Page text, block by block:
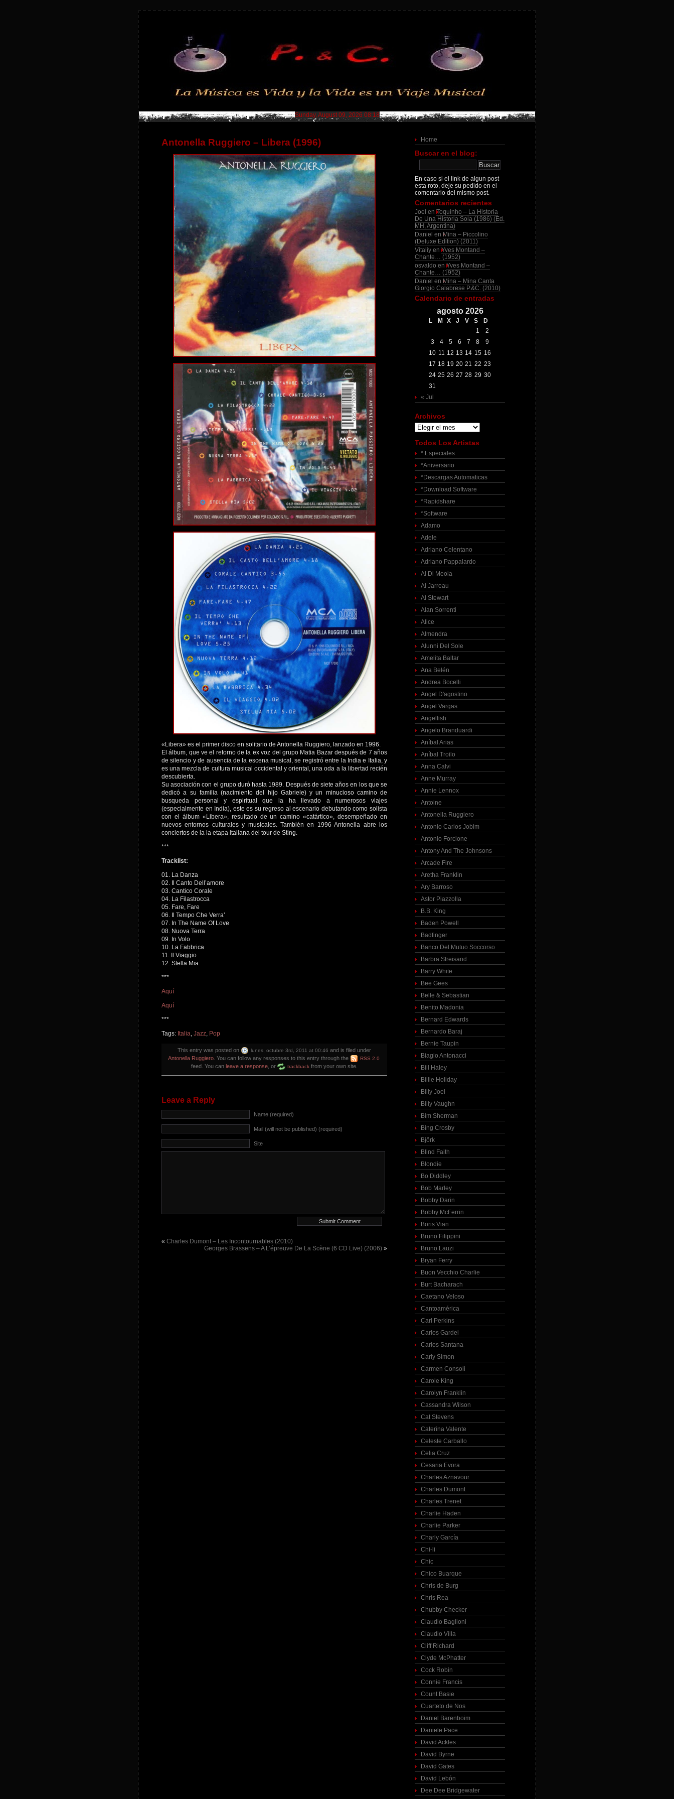
Sunday, August 09, 2026 08:18
Antonella Ruggiero – Libera (1996)
«Libera» es el primer disco en solitario de Antonella Ruggiero, lanzado en 1996.
El álbum, que ve el retorno de la ex voz del grupo Matia Bazar después de 7 años
de silencio y de ausencia de la escena musical, se registró entre la India e Italia, y
es una mezcla de cultura musical occidental y oriental, una oda a la libertad recién
descubierta.
Su asociación con el grupo duró hasta 1989. Después de siete años en los que se
dedicó a su familia (nacimiento del hijo Gabriele) y un minucioso camino de
busqueda personal y espiritual que la ha llevado a numerosos viajes
(especialmente en India), este es su regreso al escenario debutando como solista
con el álbum «Libera», resultado de un camino «catártico», desempeñado en
nuevos entornos culturales y musicales. También en 1996 Antonella abre los
conciertos de la la etapa italiana del tour de Sting.
***
Tracklist:
01. La Danza
02. Il Canto Dell’amore
03. Cantico Corale
04. La Filastrocca
05. Fare, Fare
06. Il Tempo Che Verra’
07. In The Name Of Love
08. Nuova Terra
09. In Volo
10. La Fabbrica
11. Il Viaggio
12. Stella Mia
***
Aquí
Aquí
***
Tags: Italia, Jazz, Pop
This entry was posted on lunes, octubre 3rd, 2011 at 00:46 and is filed under
Antonella Ruggiero . You can follow any responses to this entry through the RSS 2.0
feed. You can leave a response , or trackback from your own site.
Leave a Reply
Name (required)
Mail (will not be published) (required)
Site
« Charles Dumont – Les Incontournables (2010)
Georges Brassens – A L’épreuve De La Scène (6 CD Live) (2006) »
Home
Buscar en el blog:
En caso si el link de algun post
esta roto, deje su pedido en el
comentario del mismo post.
Comentarios recientes
Joel en Toquinho – La Historia
De Una Historia Sola (1986) (Ed.
MH, Argentina)
Daniel en Mina – Piccolino
(Deluxe Edition) (2011)
Vitaliy en Yves Montand –
Chante… (1952)
osvaldo en Yves Montand –
Chante… (1952)
Daniel en Mina – Mina Canta
Giorgio Calabrese P.&C. (2010)
Calendario de entradas
agosto 2026
L M X J V S
D
1
2
3
4 5 6 7 8
9
10 11 12 13 14 15 16
17 18 19 20 21 22 23
24 25 26 27 28 29 30
31
« Jul
Archivos
Archivos
Todos Los Artistas
* Especiales
*Aniversario
*Descargas Automaticas
*Download Software
*Rapidshare
*Software
Adamo
Adele
Adriano Celentano
Adriano Pappalardo
Al Di Meola
Al Jarreau
Al Stewart
Alan Sorrenti
Alice
Almendra
Alunni Del Sole
Amelita Baltar
Ana Belén
Andrea Bocelli
Angel D'agostino
Angel Vargas
Angelfish
Angelo Branduardi
Aníbal Arias
Aníbal Troilo
Anna Calvi
Anne Murray
Annie Lennox
Antoine
Antonella Ruggiero
Antonio Carlos Jobim
Antonio Forcione
Antony And The Johnsons
Arcade Fire
Aretha Franklin
Ary Barroso
Astor Piazzolla
B.B. King
Baden Powell
Badfinger
Banco Del Mutuo Soccorso
Barbra Streisand
Barry White
Bee Gees
Belle & Sebastian
Benito Madonia
Bernard Edwards
Bernardo Baraj
Bernie Taupin
Biagio Antonacci
Bill Haley
Billie Holiday
Billy Joel
Billy Vaughn
Bim Sherman
Bing Crosby
Björk
Blind Faith
Blondie
Bo Diddley
Bob Marley
Bobby Darin
Bobby McFerrin
Boris Vian
Bruno Filippini
Bruno Lauzi
Bryan Ferry
Buon Vecchio Charlie
Burt Bacharach
Caetano Veloso
Cantoamérica
Carl Perkins
Carlos Gardel
Carlos Santana
Carly Simon
Carmen Consoli
Carole King
Carolyn Franklin
Cassandra Wilson
Cat Stevens
Caterina Valente
Celeste Carballo
Celia Cruz
Cesaria Evora
Charles Aznavour
Charles Dumont
Charles Trenet
Charlie Haden
Charlie Parker
Charly García
Chi-li
Chic
Chico Buarque
Chris de Burg
Chris Rea
Chubby Checker
Claudio Baglioni
Claudio Villa
Cliff Richard
Clyde McPhatter
Cock Robin
Connie Francis
Count Basie
Cuarteto de Nos
Daniel Barenboim
Daniele Pace
David Ackles
David Byrne
David Gates
David Lebón
Dee Dee Bridgewater